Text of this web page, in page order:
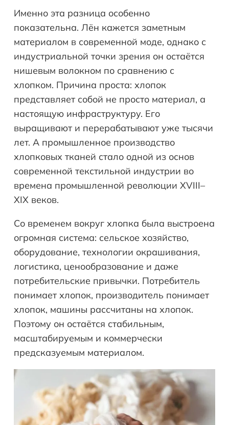
Именно эта разница особенно
показательна. Лён кажется заметным
материалом в современной моде, однако с
индустриальной точки зрения он остаётся
нишевым волокном по сравнению с
хлопком. Причина проста: хлопок
представляет собой не просто материал, а
настоящую инфраструктуру. Его
выращивают и перерабатывают уже тысячи
лет. А промышленное производство
хлопковых тканей стало одной из основ
современной текстильной индустрии во
времена промышленной революции XVIII–
XIX веков.
Со временем вокруг хлопка была выстроена
огромная система: сельское хозяйство,
оборудование, технологии окрашивания,
логистика, ценообразование и даже
потребительские привычки. Потребитель
понимает хлопок, производитель понимает
хлопок, машины рассчитаны на хлопок.
Поэтому он остаётся стабильным,
масштабируемым и коммерчески
предсказуемым материалом.